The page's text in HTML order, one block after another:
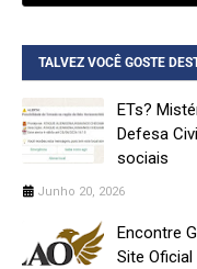
TALVEZ VOCÊ GOSTE
ETs?
Defesa
sociais
Junho 20, 2026
Encontre
Site